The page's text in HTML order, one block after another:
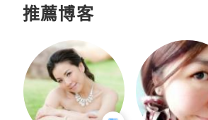
推薦博客